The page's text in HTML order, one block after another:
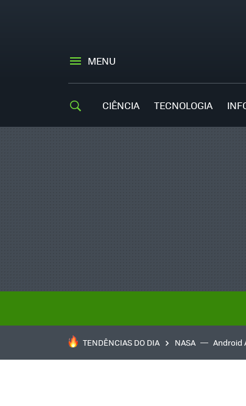
MENU
CIÊNCIA TECNOLOGIA
TENDÊNCIAS DO DIA NASA Android